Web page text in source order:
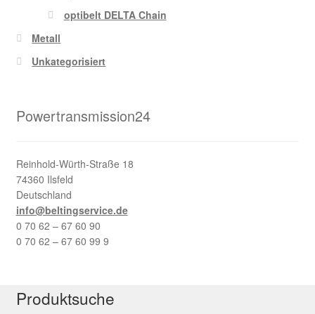
optibelt DELTA Chain
Metall
Unkategorisiert
Powertransmission24
Reinhold-Würth-Straße 18
74360 Ilsfeld
Deutschland
info@beltingservice.de
0 70 62 – 67 60 90
0 70 62 – 67 60 99 9
Produktsuche